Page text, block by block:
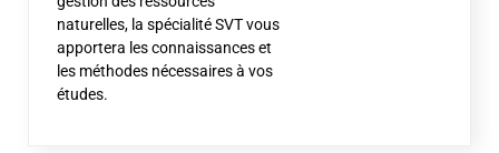
naturelles, la spécialité SVT vous
apportera les connaissances et
les méthodes nécessaires à vos
études.